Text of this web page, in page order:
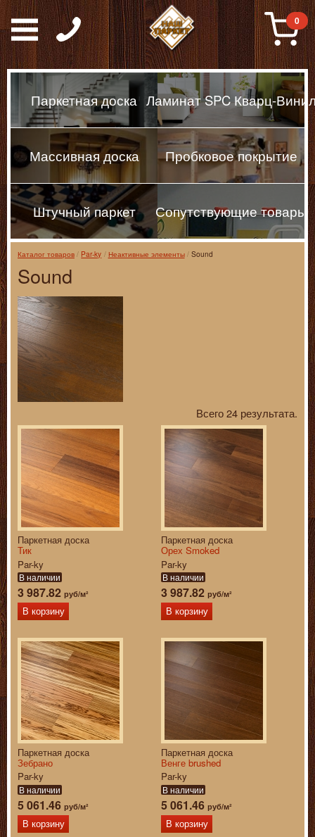
Паркет, Штучный
0
Паркетная доска Ламинат SPC Кварц-
Массивная доска Пробковое покрытие
Штучный паркет Сопутствующие товары
Каталог товаров Par-ky Неактивные элементы Sound
Sound
Всего 24 результата.
Паркетная доска
Тик
Par-ky
В наличии
3 987.82 руб/м²
В корзину
Паркетная доска
Орех Smoked
Par-ky
В наличии
3 987.82 руб/м²
В корзину
Паркетная доска
Зебрано
Par-ky
В наличии
5 061.46 руб/м²
В корзину
Паркетная доска
Венге brushed
Par-ky
В наличии
5 061.46 руб/м²
В корзину